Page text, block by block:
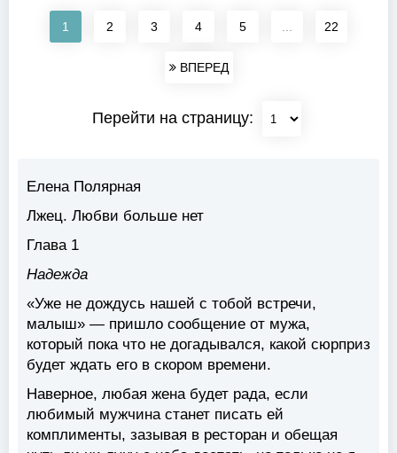
1 2 3 4 5 22
ВПЕРЕД
Перейти на страницу:
Елена Полярная
Лжец. Любви больше нет
Глава 1
Надежда
«Уже не дождусь нашей с тобой встречи,
малыш» — пришло сообщение от мужа,
который пока что не догадывался, какой сюрприз
будет ждать его в скором времени.
Наверное, любая жена будет рада, если
любимый мужчина станет писать ей
комплименты, зазывая в ресторан и обещая